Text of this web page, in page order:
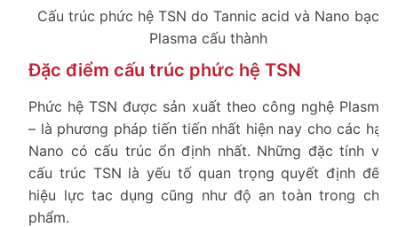
Cấu trúc phức hệ TSN do Tannic acid và Nano bạc
Plasma cấu thành
Đặc điểm cấu trúc phức hệ TSN
Phức hệ TSN được sản xuất theo công nghệ Plasma
– là phương pháp tiến tiến nhất hiện nay cho các hạt
Nano có cấu trúc ổn định nhất. Những đặc tính về
cấu trúc TSN là yếu tố quan trọng quyết định đến
hiệu lực tac dụng cũng như độ an toàn trong chế
phẩm.